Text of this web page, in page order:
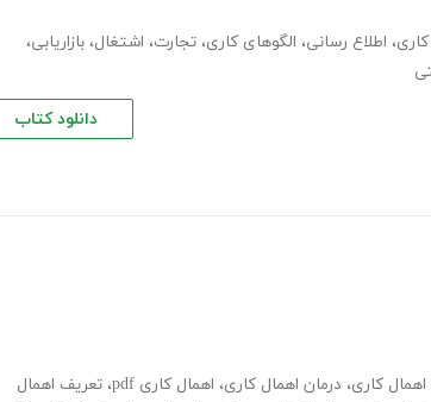
، اطلاع رسانی، الگوهای کاری، تجارت، اشتغال، بازاریابی،
دانلود کتاب
اهمال کاری، درمان اهمال کاری، اهمال کاری pdf ، تعریف اهمال